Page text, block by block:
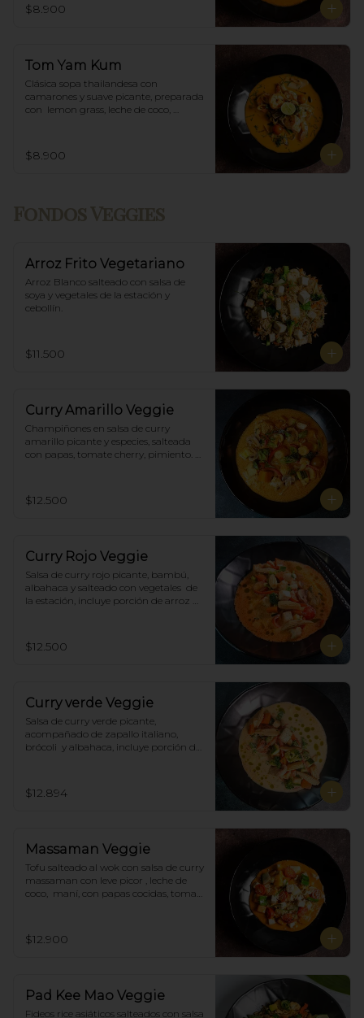
$8.900
Tom Yam Kum
Clásica sopa thailandesa con
camarones y suave picante, preparada
con  lemon grass, leche de coco,
$8.900
Arroz Frito Vegetariano
Arroz Blanco salteado con salsa de
soya y vegetales de la estación y
cebollín.
$11.500
Curry Amarillo Veggie
Champiñones en salsa de curry
amarillo picante y especies, salteada
con papas, tomate cherry, pimiento.
$12.500
Curry Rojo Veggie
Salsa de curry rojo picante, bambú,
albahaca y salteado con vegetales  de
la estación, incluye porción de arroz
$12.500
Curry verde Veggie
Salsa de curry verde picante,
acompañado de zapallo italiano,
brócoli  y albahaca, incluye porción de
$12.894
Massaman Veggie
Tofu salteado al wok con salsa de curry
massaman con leve picor , leche de
coco,  maní, con papas cocidas, tomate
$12.900
Pad Kee Mao Veggie
Fideos rice asiáticos salteados con salsa